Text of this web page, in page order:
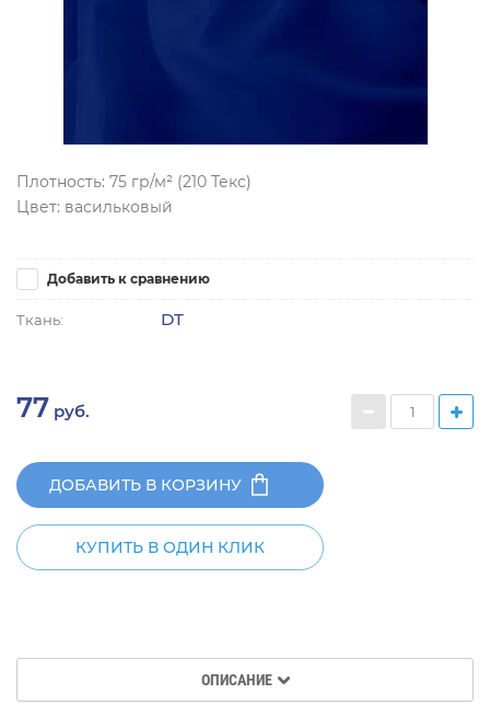
Плотность: 75 гр/м² (210 Текс)
Цвет: васильковый
Добавить к сравнению
Ткань: DT
77 руб.
ДОБАВИТЬ В КОРЗИНУ
КУПИТЬ В ОДИН КЛИК
ОПИСАНИЕ